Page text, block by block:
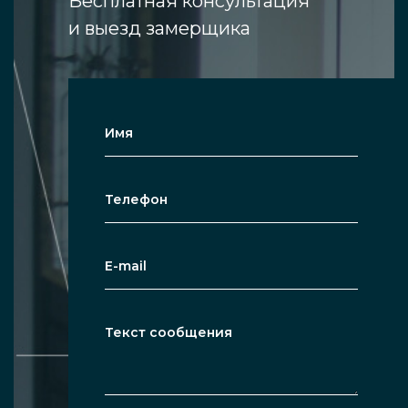
прочные, способны не поддаваться даже
особо сильном механическому воздействию.
Но если всё же вы умудритесь разрушить
триплекс, он не распадётся на острые
стеклянные фрагменты. Вместо этого всё
пойдёт паутинкой, оставшись безопасным
для человека, отдельные кусочки
вываливаться из перегородки не будут.
Данный материал используется практически
во всех ситуациях, когда аналогично
подлежать аналогичной обработке или
обладать схожими декоративными
и выезд замерщика